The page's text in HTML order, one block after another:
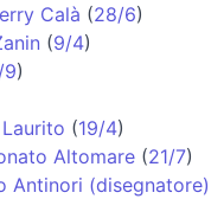
Calà (28/6)
(9/4)
9)
(19/4)
Altomare(21/7)
Antinori (disegnatore)